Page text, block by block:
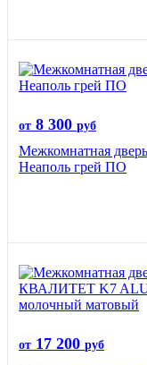
от 8 300 руб
Межкомнатная дверь
Неаполь грей ПО
от 17 200 руб